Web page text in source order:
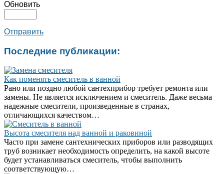
Обновить
Отправить
Последние публикации:
Как поменять смеситель в ванной
Рано или поздно любой сантехприбор требует ремонта или
замены. Не является исключением и смеситель. Даже весьма
надежные смесители, произведенные в странах,
отличающихся качеством…
Высота смесителя над ванной и раковиной
Часто при замене сантехнических приборов или разводящих
труб возникает необходимость определить, на какой высоте
будет устанавливаться смеситель, чтобы выполнить
соответствующую…